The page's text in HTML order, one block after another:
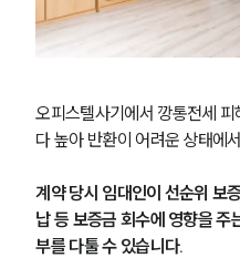
오피스텔사기에서 깡통전세
다 높아 반환이 어려운 상태에
계약 당시 임대인이 선순위 보
납 등 보증금 회수에 영향을 주
부를 다툴 수 있습니다.